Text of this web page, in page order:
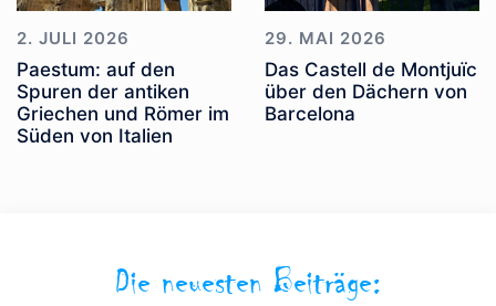
2. JULI 2026
Paestum: auf den
Spuren der antiken
Griechen und Römer im
Süden von Italien
29. MAI 2026
Das Castell de Montjuïc
über den Dächern von
Barcelona
Die neuesten Beiträge: